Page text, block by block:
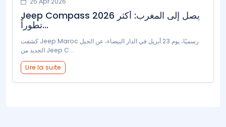
Jeep Compass 2026 يصل إلى المغرب: أكثر
تطوراً...
كشفت Jeep Maroc رسميًا، يوم 23 أبريل في الدار البيضاء، عن الجيل
الجديد من Jeep C...
Lire la suite